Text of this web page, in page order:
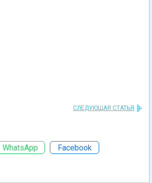
СЛЕДУЮЩАЯ СТАТЬЯ
WhatsApp Facebook